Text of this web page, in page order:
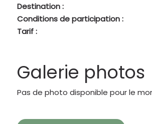
Destination :
Conditions de participation :
Tarif :
Galerie photos
Pas de photo disponible pour le